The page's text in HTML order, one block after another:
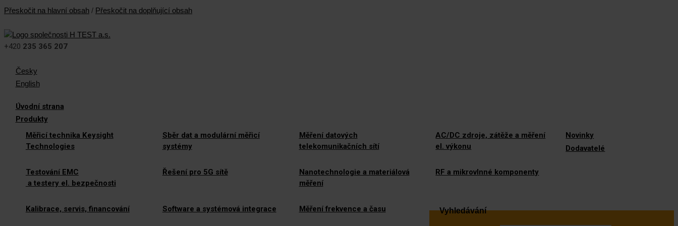
Přeskočit na hlavní obsah / Přeskočit na doplňující obsah
+420 235 365 207
Česky
English
Úvodní strana
Produkty
Měřicí technika Keysight
Technologies
Sběr dat a modulární měřicí
systémy
Měření datových
telekomunikačních sítí
AC/DC zdroje, zátěže a měření
el. výkonu
Testování EMC
a testery el. bezpečnosti
Řešení pro 5G sítě
Nanotechnologie a materiálová
měření
RF a mikrovlnné komponenty
Kalibrace, servis, financování Software a systémová integrace Měření frekvence a času
Novinky
Dodavatelé
Vyhledávání